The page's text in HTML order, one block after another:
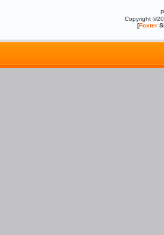
Copyright
[Foxter